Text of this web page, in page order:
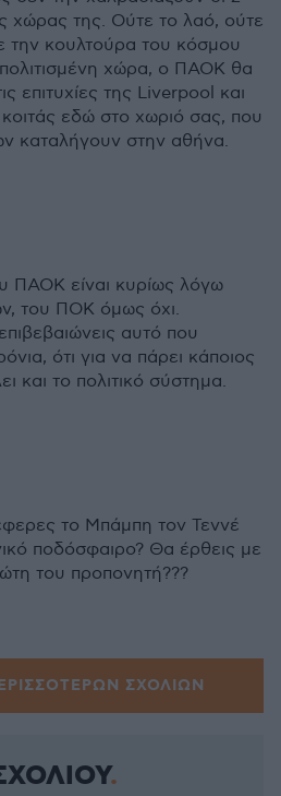
χώρας της. Ούτε το λαό, ούτε
την κουλτούρα του κόσμου
πολιτισμένη χώρα, ο ΠΑΟΚ θα
επιτυχίες της Liverpool και
εδώ στο χωριό σας, που
καταλήγουν στην αθήνα.
ΠΑΟΚ είναι κυρίως λόγω
του ΠΟΚ όμως όχι.
αυτό που
ότι για να πάρει κάποιος
και το πολιτικό σύστημα.
το Μπάμπη τον Τεννέ
ποδόσφαιρο? Θα έρθεις με
του προπονητή???
ΣΧΟΛΙΩΝ